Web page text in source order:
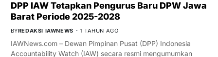
DPP IAW Tetapkan Pengurus Baru DPW Jawa
Barat Periode 2025-2028
BYREDAKSI IAWNEWS 1 TAHUN AGO
IAWNews.com – Dewan Pimpinan Pusat (DPP) Indonesia
Accountability Watch (IAW) secara resmi mengumumkan